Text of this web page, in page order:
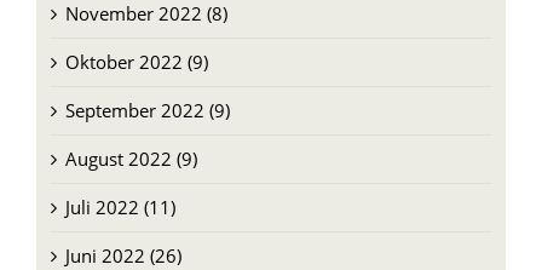
November 2022 (8)
Oktober 2022 (9)
September 2022 (9)
August 2022 (9)
Juli 2022 (11)
Juni 2022 (26)